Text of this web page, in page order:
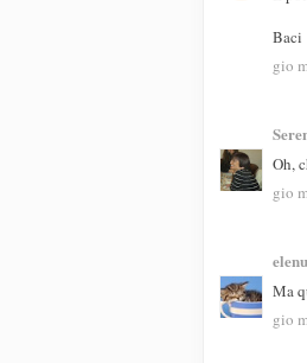
Baci
gio
Oh,
gio
Ma
gio